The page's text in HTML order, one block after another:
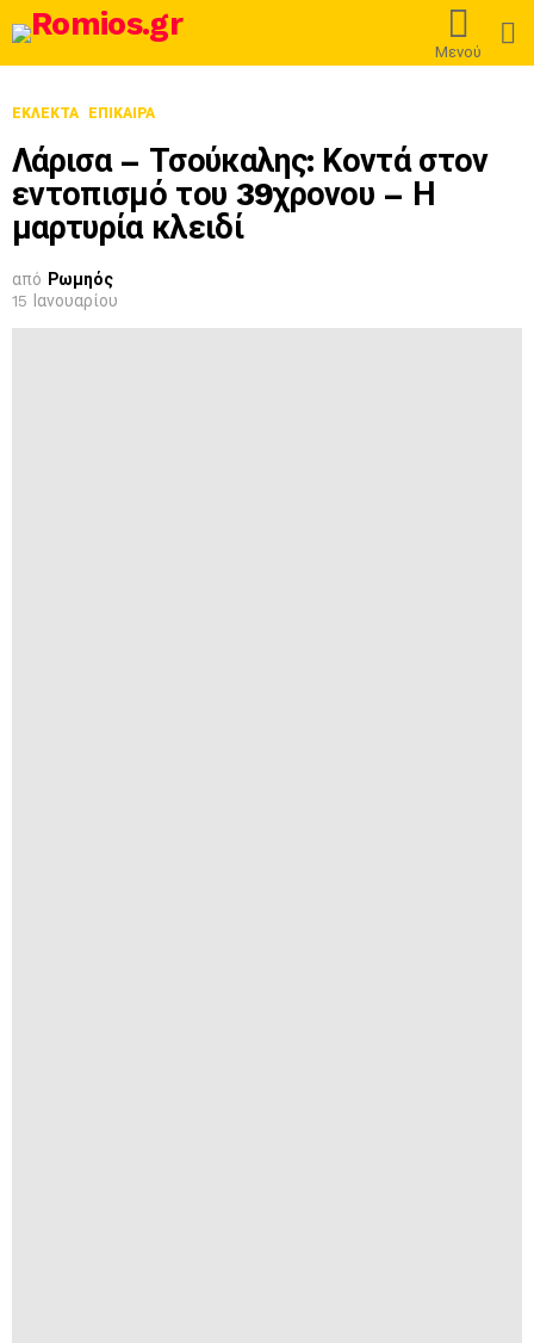
Μενού
ΕΚΛΕΚΤΆ ΕΠΊΚΑΙΡΑ
Λάρισα – Τσούκαλης: Κοντά στον
εντοπισμό του 39χρονου – Η
μαρτυρία κλειδί
από Ρωμηός
15 Ιανουαρίου